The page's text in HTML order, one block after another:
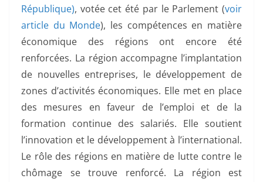
République), votée cet été par le Parlement (voir
article du Monde), les compétences en matière
économique des régions ont encore été
renforcées. La région accompagne l’implantation
de nouvelles entreprises, le développement de
zones d’activités économiques. Elle met en place
des mesures en faveur de l’emploi et de la
formation continue des salariés. Elle soutient
l’innovation et le développement à l’international.
Le rôle des régions en matière de lutte contre le
chômage se trouve renforcé. La région est